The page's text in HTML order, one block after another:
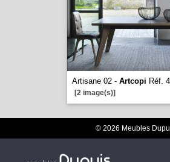
Artisane 02 - Artcopi Réf.
[2 image(s)]
© 2026 Meubles